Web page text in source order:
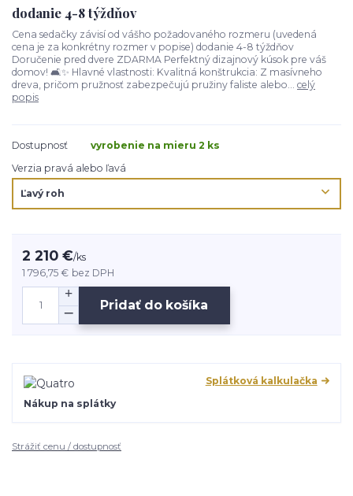
dodanie 4-8 týždňov
Cena sedačky závisí od vášho požadovaného rozmeru (uvedená
cena je za konkrétny rozmer v popise) dodanie 4-8 týždňov
Doručenie pred dvere ZDARMA Perfektný dizajnový kúsok pre váš
domov! 🛋️✨ Hlavné vlastnosti: Kvalitná konštrukcia: Z masívneho
dreva, pričom pružnosť zabezpečujú pružiny faliste alebo... celý
popis
Dostupnosť
vyrobenie na mieru 2 ks
Verzia pravá alebo ľavá
2 210 €/ks
1 796,75 € bez DPH
Pridať do košíka
Splátková kalkulačka
Nákup na splátky
Strážiť cenu / dostupnosť